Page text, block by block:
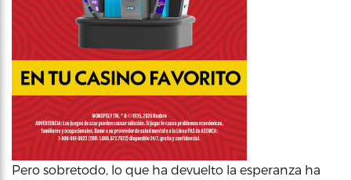
Pero sobretodo, lo que ha devuelto la esperanza ha